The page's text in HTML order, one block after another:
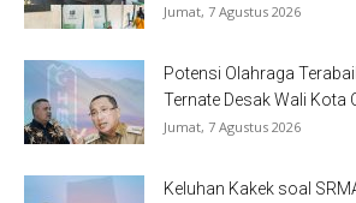
Jumat, 7 Agustus 2026
Potensi Olahraga
Ternate Desak Wali Kota
Jumat, 7 Agustus 2026
Keluhan Kakek soal